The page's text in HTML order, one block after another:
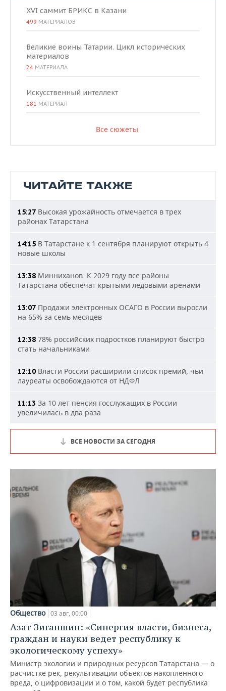
XVI саммит БРИКС в Казани
499 МАТЕРИАЛОВ
Великие воины Татарии. Цикл исторических
материалов
24 МАТЕРИАЛА
Искусственный интеллект
181 МАТЕРИАЛ
Все сюжеты
ЧИТАЙТЕ ТАКЖЕ
15:27 Высокая урожайность отмечается в трех
районах Татарстана
14:15 В Татарстане к 1 сентября планируют открыть 4
новые школы
13:38 Минниханов: К 2029 году все районы
Татарстана обеспечат крытыми ледовыми аренами
13:07 Продажи электронных ОСАГО в России выросли
на 65% за семь месяцев
12:38 78% российских подростков планируют быстро
стать начальниками
12:10 Власти России расширили список премий, чьи
лауреаты освобождаются от НДФЛ
11:13 За 10 лет пенсия госслужащих в России
увеличилась в два раза
ВСЕ НОВОСТИ ЗА СЕГОДНЯ
Общество 03 авг, 00:00
Азат Зиганшин: «Синергия власти, бизнеса,
граждан и науки ведет республику к
экологическому успеху»
Министр экологии и природных ресурсов Татарстана — о
расчистке рек, рекультивации объектов накопленного
вреда, о цифровизации и о том, какой будет республика